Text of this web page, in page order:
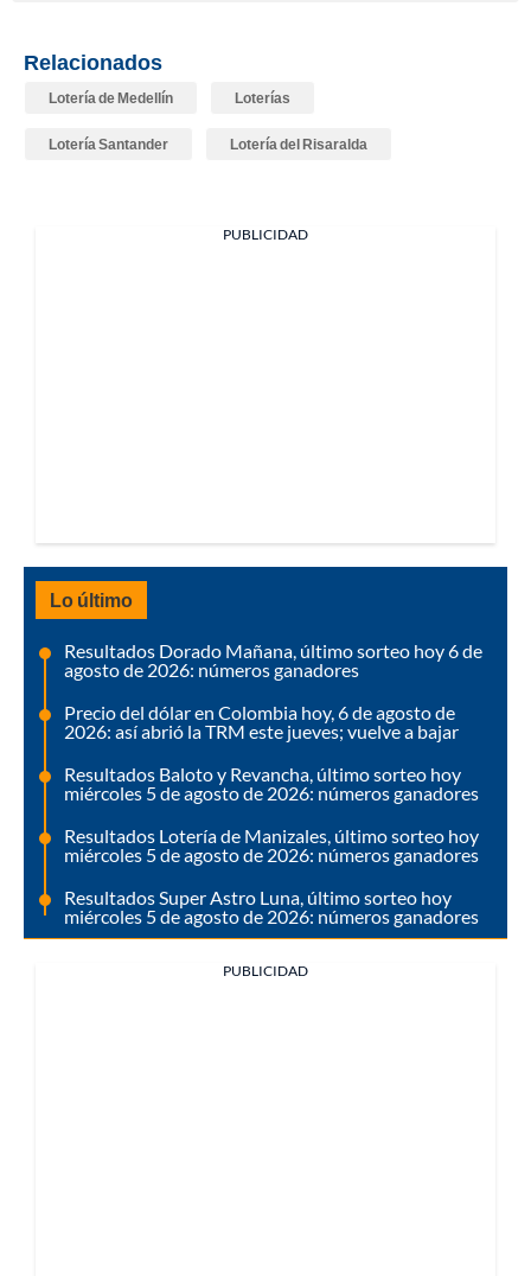
Relacionados
Lotería de Medellín Loterías
Lotería Santander Lotería del Risaralda
PUBLICIDAD
Lo último
Resultados Dorado Mañana, último sorteo hoy 6 de
agosto de 2026: números ganadores
Precio del dólar en Colombia hoy, 6 de agosto de
2026: así abrió la TRM este jueves; vuelve a bajar
Resultados Baloto y Revancha, último sorteo hoy
miércoles 5 de agosto de 2026: números ganadores
Resultados Lotería de Manizales, último sorteo hoy
miércoles 5 de agosto de 2026: números ganadores
Resultados Super Astro Luna, último sorteo hoy
miércoles 5 de agosto de 2026: números ganadores
PUBLICIDAD